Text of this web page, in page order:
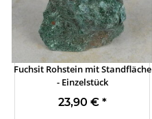
Fuchsit Rohstein mit Standfläche
- Einzelstück
23,90 € *